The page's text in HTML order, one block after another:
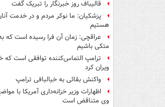
قالیباف روز خبرنگار را تبریک گفت
پزشکیان: ما نوکر مردم و در خدمت
هستیم
عراقچی: زمان آن فرا رسیده است که
متکی باشیم
ترامپ التماس‌کننده توافقی است که
ویران کرد
واکنش بقائی به خیالبافی ترامپ
اظهارات وزیر خزانه‌داری آمریکا با
وی متناقض است